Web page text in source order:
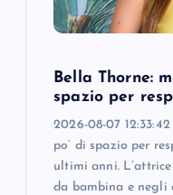
Bella Thorne:
spazio per
2026-08-07
po’ di spazio per
ultimi anni.
da bambina e negli